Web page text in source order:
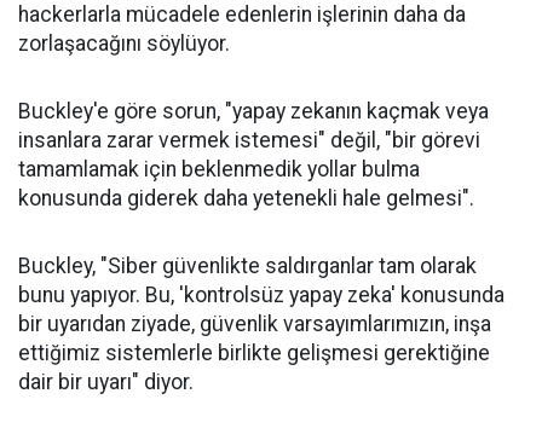
hackerlarla mücadele edenlerin işlerinin daha da
zorlaşacağını söylüyor.
Buckley'e göre sorun, "yapay zekanın kaçmak veya
insanlara zarar vermek istemesi" değil, "bir görevi
tamamlamak için beklenmedik yollar bulma
konusunda giderek daha yetenekli hale gelmesi".
Buckley, "Siber güvenlikte saldırganlar tam olarak
bunu yapıyor. Bu, 'kontrolsüz yapay zeka' konusunda
bir uyarıdan ziyade, güvenlik varsayımlarımızın, inşa
ettiğimiz sistemlerle birlikte gelişmesi gerektiğine
dair bir uyarı" diyor.